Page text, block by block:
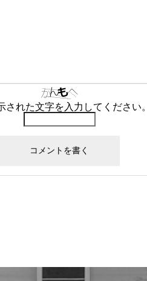
された文字を入力してください。